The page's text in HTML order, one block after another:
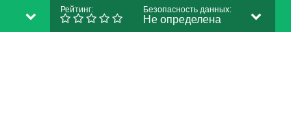
Рейтинг: Безопасность данных:
Не определена